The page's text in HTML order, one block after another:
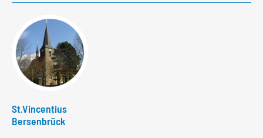
St.Vincentius
Bersenbrück